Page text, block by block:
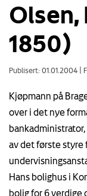
Olsen,
1850)
Publisert: 01.01.2004
Kjøpmann på
over i det nye
av det første styre
Hans bolighus i
bolig for 6 verdige